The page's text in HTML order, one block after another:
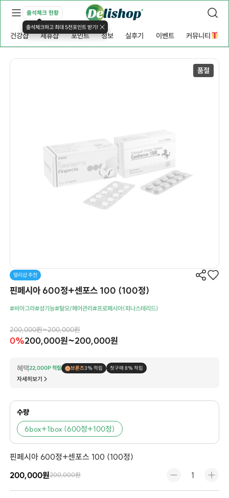
출석체크 현황
출석체크하고 최대 5천포인트 받기!
건강샵 제휴샵 포인트 정보 실후기 이벤트 커뮤니티
델리샵 추천
핀페시아 600정+센포스 100 (100정)
#비아그라#성기능#탈모/헤어관리#프로페시아(피나스테리드)
200,000원~200,000원
0%200,000원~200,000원
혜택22,000P 적립 브론즈3% 적립 첫구매 8% 적립
자세히보기
수량
6box+1box (600정+100정)
핀페시아 600정+센포스 100 (100정)
200,000원200,000원